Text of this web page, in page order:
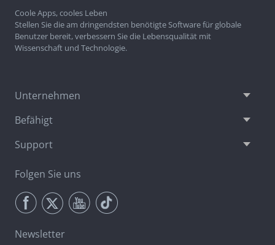
Coole Apps, cooles Leben
Stellen Sie die am dringendsten benötigte Software für globale
Benutzer bereit, verbessern Sie die Lebensqualität mit
Wissenschaft und Technologie.
Unternehmen
Befähigt
Support
Folgen Sie uns
Newsletter